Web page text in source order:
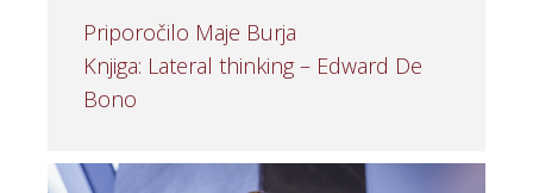
Priporočilo Maje Burja
Knjiga: Lateral thinking – Edward De
Bono